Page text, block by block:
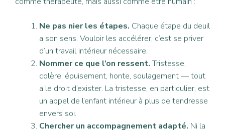
Ne pas nier les étapes. Chaque étape du deuil
a son sens. Vouloir les accélérer, c’est se priver
d’un travail intérieur nécessaire.
Nommer ce que l’on ressent.Tristesse,
colère, épuisement, honte, soulagement — tout
a le droit d’exister. La tristesse, en particulier, est
un appel de l’enfant intérieur à plus de tendresse
envers soi.
Chercher un accompagnement adapté. Ni la